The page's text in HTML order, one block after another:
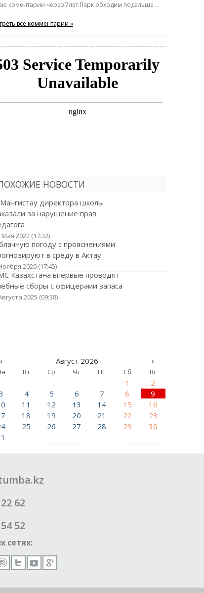
коментарии через 7лет.Парк обходим подальше ..
все комментарии »
НОВОСТИ
директора школы
за нарушение прав
Мая 2022 (17:32)
погоду с прояснениями
в среду в Актау
2020 (17:45)
Казахстана впервые проводят
сборы с офицерами запаса
2025 (09:38)
‹ Август 2026 ›
Вт Ср Чт Пт Сб Вс
1
2
4 5 6 7 8
9
11 12 13 14 15
16
18 19 20 21 22
23
25 26 27 28 29
30
62
52
сетях: